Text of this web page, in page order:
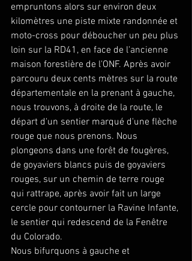
empruntons alors sur environ deux
kilomètres une piste mixte randonnée et
moto-cross pour déboucher un peu plus
loin sur la RD41, en face de l'ancienne
maison forestière de l'ONF. Après avoir
parcouru deux cents mètres sur la route
départementale en la prenant à gauche,
nous trouvons, à droite de la route, le
départ d'un sentier marqué d'une flèche
rouge que nous prenons. Nous
plongeons dans une forêt de fougères,
de goyaviers blancs puis de goyaviers
rouges, sur un chemin de terre rouge
qui rattrape, après avoir fait un large
cercle pour contourner la Ravine Infante,
le sentier qui redescend de la Fenêtre
du Colorado.
Nous bifurquons à gauche et